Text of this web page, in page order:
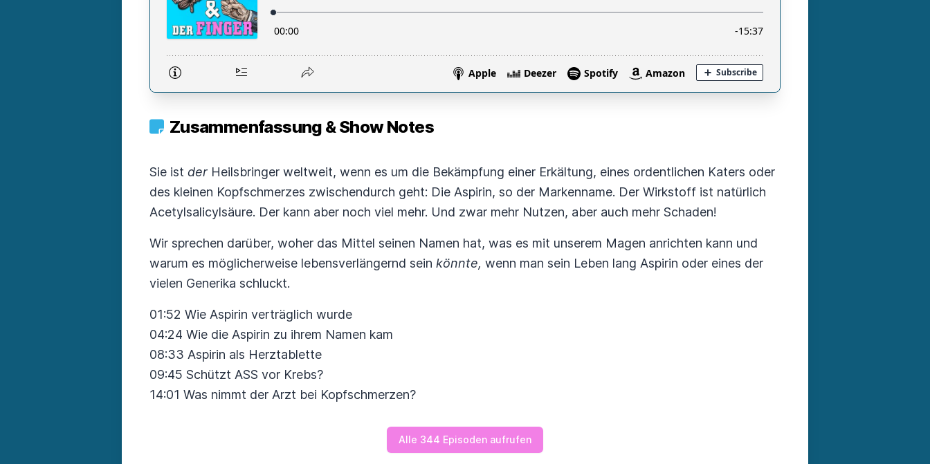
Zusammenfassung & Show Notes
Sie ist der Heilsbringer weltweit, wenn es um die Bekämpfung einer Erkältung, eines ordentlichen Katers oder
des kleinen Kopfschmerzes zwischendurch geht: Die Aspirin, so der Markenname. Der Wirkstoff ist natürlich
Acetylsalicylsäure. Der kann aber noch viel mehr. Und zwar mehr Nutzen, aber auch mehr Schaden!
Wir sprechen darüber, woher das Mittel seinen Namen hat, was es mit unserem Magen anrichten kann und
warum es möglicherweise lebensverlängernd sein könnte, wenn man sein Leben lang Aspirin oder eines der
vielen Generika schluckt.
01:52 Wie Aspirin verträglich wurde
04:24 Wie die Aspirin zu ihrem Namen kam
08:33 Aspirin als Herztablette
09:45 Schützt ASS vor Krebs?
14:01 Was nimmt der Arzt bei Kopfschmerzen?
Alle 344 Episoden aufrufen